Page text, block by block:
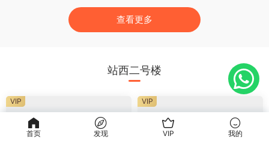
查看更多
站西二号楼
VIP VIP
首页 发现 VIP 我的